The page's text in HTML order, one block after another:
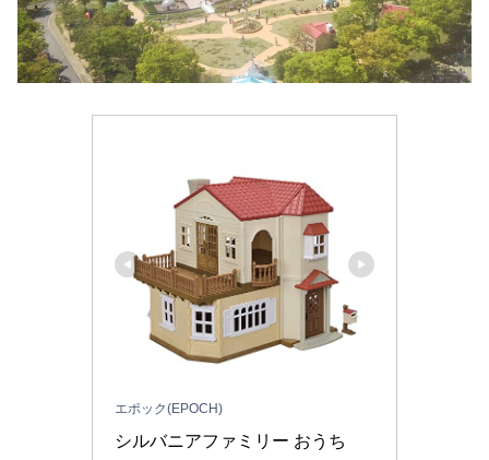
エポック(EPOCH)
シルバニアファミリー おうち